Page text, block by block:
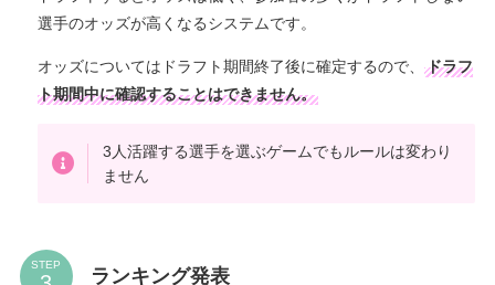
選手のオッズが高くなるシステムです。
オッズについてはドラフト期間終了後に確定するので、
ドラフ
ト期間中に確認することはできません。
3人活躍する選手を選ぶゲームでもルールは変わり
ません
STEP
ランキング発表